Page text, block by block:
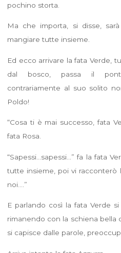
pochino storta.
Ma che importa, si disse,
mangiare tutte insieme.
Ed ecco arrivare la fata Verde,
dal bosco, passa il
contrariamente al suo solito
Poldo!
“Cosa ti è mai successo, fata
fata Rosa.
“Sapessi…sapessi…” fa la fata
tutte insieme, poi vi
noi….”
E parlando così la fata Verde
rimanendo con la schiena bella
si capisce dalle parole,